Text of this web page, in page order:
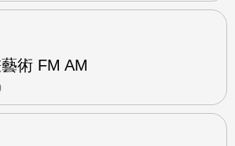
術 FM AM